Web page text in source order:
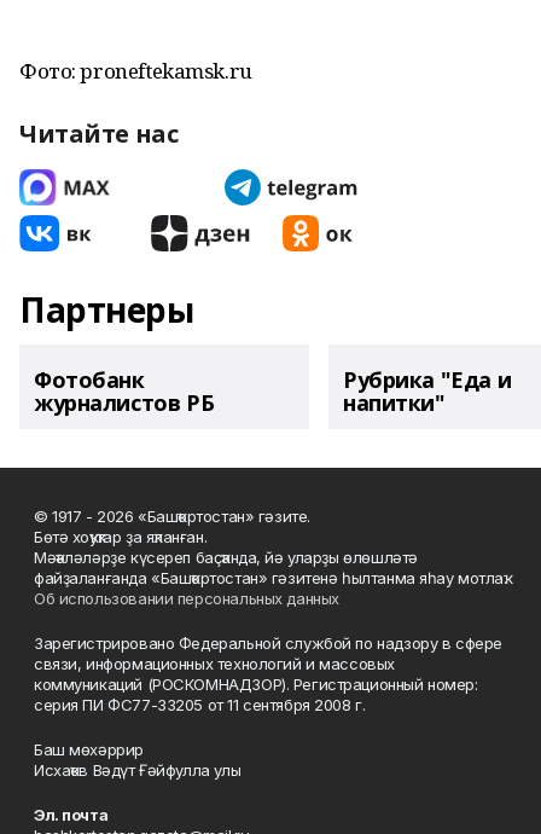
Фото: proneftekamsk.ru
Читайте нас
Партнеры
Фотобанк
журналистов РБ
Рубрика "Еда и
напитки"
© 1917 - 2026 «Башҡортостан» гәзите.
Бөтә хоҡуҡтар ҙа яҡланған.
Мәҡәләләрҙе күсереп баҫҡанда, йә уларҙы өлөшләтә
файҙаланғанда «Башҡортостан» гәзитенә һылтанма яһау мотлаҡ.
Об использовании персональных данных
Зарегистрировано Федеральной службой по надзору в сфере
связи, информационных технологий и массовых
коммуникаций (РОСКОМНАДЗОР). Регистрационный номер:
серия ПИ ФС77-33205 от 11 сентября 2008 г.
Баш мөхәррир
Исхаҡов Вәдүт Ғәйфулла улы
Эл. почта